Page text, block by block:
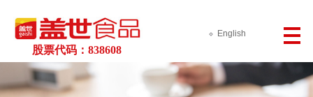
股票代码：838608
English